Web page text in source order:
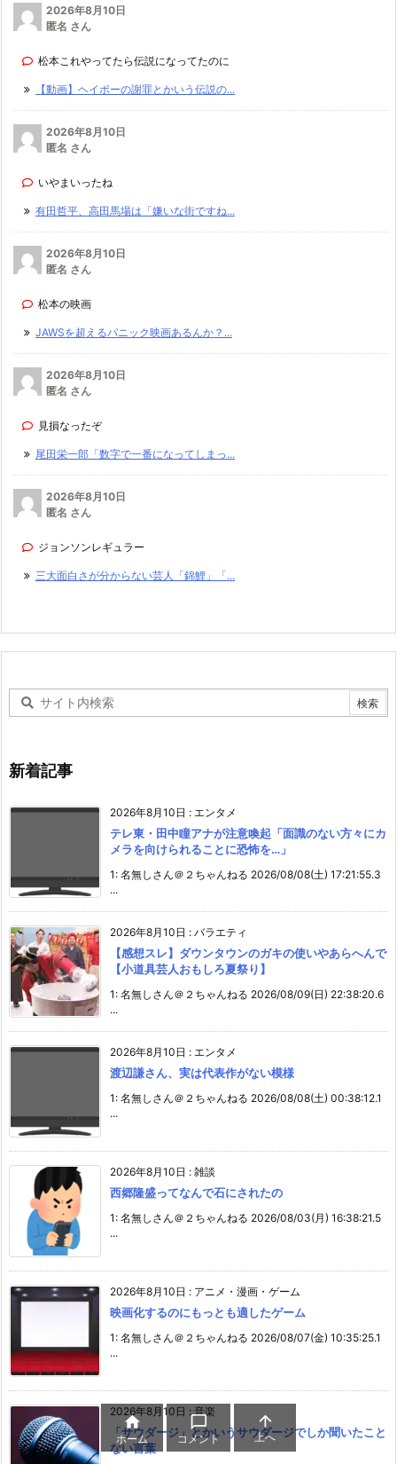
2026年8月10日
匿名 さん
松本これやってたら伝説になってたのに
【動画】ヘイポーの謝罪とかいう伝説の...
2026年8月10日
匿名 さん
いやまいったね
有田哲平、高田馬場は「嫌いな街ですね...
2026年8月10日
匿名 さん
松本の映画
JAWSを超えるパニック映画あるんか？...
2026年8月10日
匿名 さん
見損なったぞ
尾田栄一郎「数字で一番になってしまっ...
2026年8月10日
匿名 さん
ジョンソンレギュラー
三大面白さが分からない芸人「錦鯉」「...
新着記事
2026年8月10日 : エンタメ
テレ東・田中瞳アナが注意喚起「面識のない方々にカ
メラを向けられることに恐怖を…」
1: 名無しさん＠２ちゃんねる 2026/08/08(土) 17:21:55.3
...
2026年8月10日 : バラエティ
【感想スレ】ダウンタウンのガキの使いやあらへんで
【小道具芸人おもしろ夏祭り】
1: 名無しさん＠２ちゃんねる 2026/08/09(日) 22:38:20.6
...
2026年8月10日 : エンタメ
渡辺謙さん、実は代表作がない模様
1: 名無しさん＠２ちゃんねる 2026/08/08(土) 00:38:12.1
...
2026年8月10日 : 雑談
西郷隆盛ってなんで石にされたの
1: 名無しさん＠２ちゃんねる 2026/08/03(月) 16:38:21.5
...
2026年8月10日 : アニメ・漫画・ゲーム
映画化するのにもっとも適したゲーム
1: 名無しさん＠２ちゃんねる 2026/08/07(金) 10:35:25.1
...
2026年8月10日 :音楽
「サウダージ」とかいうサウダージでしか聞いたこと
ない言葉

ホーム

コメント

上へ